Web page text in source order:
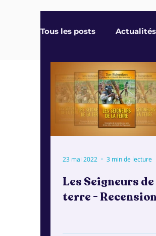
Tous les posts Actualités
Les Seigneurs
terre - Recension
23 mai 2022 3 min de lecture